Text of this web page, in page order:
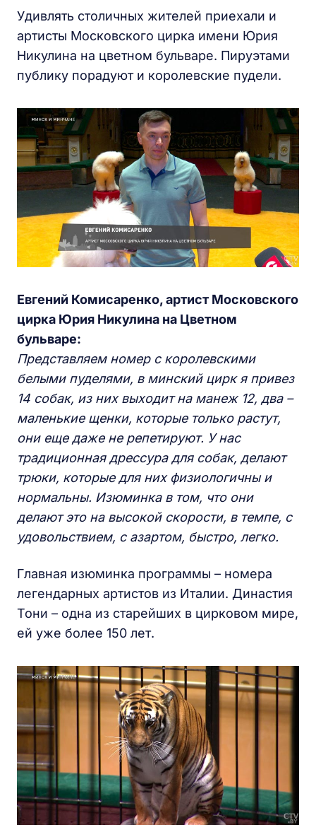
Удивлять столичных жителей приехали и
артисты Московского цирка имени Юрия
Никулина на цветном бульваре. Пируэтами
публику порадуют и королевские пудели.
Евгений Комисаренко, артист Московского
цирка Юрия Никулина на Цветном
бульваре:
Представляем номер с королевскими
белыми пуделями, в минский цирк я привез
14 собак, из них выходитна манеж 12, два –
маленькие щенки, которые только растут,
они еще даже не репетируют. У нас
традиционнаядрессура для собак, делают
трюки, которые для них физиологичны и
нормальны. Изюминка в том, что они
делают это на высокой скорости, в темпе, с
удовольствием, с азартом, быстро, легко.
Главная изюминка программы – номера
легендарных артистов из Италии. Династия
Тони – одна из старейших в цирковом мире,
ей уже более 150 лет.